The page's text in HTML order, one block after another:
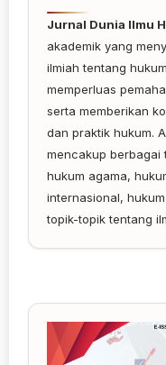
Jurnal Dunia Ilmu
akademik yang
ilmiah tentang
memperluas
serta memberikan
dan praktik hukum.
mencakup berbagai
hukum agama,
internasional,
topik-topik tentang